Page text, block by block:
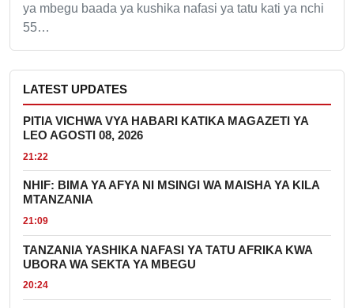
ya mbegu baada ya kushika nafasi ya tatu kati ya nchi
55…
LATEST UPDATES
PITIA VICHWA VYA HABARI KATIKA MAGAZETI YA
LEO AGOSTI 08, 2026
21:22
NHIF: BIMA YA AFYA NI MSINGI WA MAISHA YA KILA
MTANZANIA
21:09
TANZANIA YASHIKA NAFASI YA TATU AFRIKA KWA
UBORA WA SEKTA YA MBEGU
20:24